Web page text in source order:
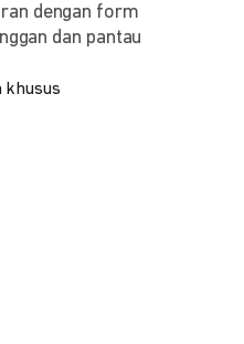
dengan form
dan pantau
khusus